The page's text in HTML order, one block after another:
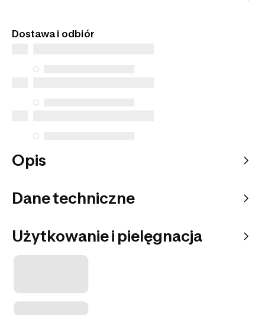
do wybranego punktu odbioru.
Dostawa i odbiór
Opis
Dane techniczne
Użytkowanie i pielęgnacja